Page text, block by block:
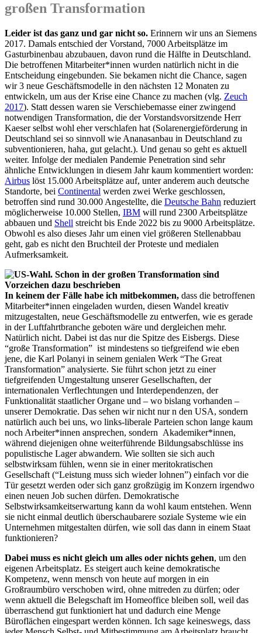
großen Transformation
Leider ist das ganz und gar nicht so. Erinnern wir uns an Siemens
2017. Damals entschied der Vorstand, 7000 Arbeitsplätze im
Gasturbinenbau abzubauen, davon rund die Hälfte in Deutschland.
Die betroffenen Mitarbeiter*innen wurden natürlich nicht in die
Entscheidung eingebunden. Sie bekamen nicht die Chance, sagen
wir 3 neue Geschäftsmodelle in den nächsten 12 Monaten zu
entwickeln, um aus der Krise eine Chance zu machen (vlg. Zeuch
2017). Statt dessen waren sie Verschiebemasse einer zwingend
notwendigen Transformation, die der Vorstandsvorsitzende Herr
Kaeser selbst wohl eher verschlafen hat (Solarenergieförderung in
Deutschland sei so sinnvoll wie Ananasanbau in Deutschland zu
subventionieren, haha, gut gelacht.). Und genau so geht es aktuell
weiter. Infolge der medialen Pandemie Penetration sind sehr
ähnliche Entwicklungen in diesem Jahr kaum kommentiert worden:
Airbus löst 15.000 Arbeitsplätze auf, unter anderem auch deutsche
Standorte, bei Continental werden zwei Werke geschlossen,
betroffen sind rund 30.000 Angestellte, die Deutsche Bahn reduziert
möglicherweise 10.000 Stellen, IBM will rund 2300 Arbeitsplätze
abbauen und Shell streicht bis Ende 2022 bis zu 9000 Arbeitsplätze.
Obwohl es also dieses Jahr um einen viel größeren Stellenabbau
geht, gab es nicht den Bruchteil der Proteste und medialen
Aufmerksamkeit.
In keinem der Fälle habe ich mitbekommen, dass die betroffenen
Mitarbeiter*innen eingeladen wurden, diesen Wandel kreativ
mitzugestalten, neue Geschäftsmodelle zu entwerfen, wie es gerade
in der Luftfahrtbranche geboten wäre und dergleichen mehr.
Natürlich nicht. Dabei ist das nur die Spitze des Eisbergs. Diese
“große Transformation” ist mindestens so tiefgreifend wie eben
jene, die Karl Polanyi in seinem genialen Werk “The Great
Transformation” analysierte. Sie führt schon jetzt zu einer
tiefgreifenden Umgestaltung unserer Gesellschaften, der
internationalen Verflechtungen und Interdependenzen, der
Funktionalität staatlicher Organe und – wo bislang vorhanden –
unserer Demokratie. Das sehen wir nicht nur n den USA, sondern
natürlich auch bei uns, wo links-liberale Parteien schon lange kaum
noch Arbeiter*innen ansprechen, sondern Akademiker*innen,
während diejenigen ohne weiterführende Bildungsabschlüsse ins
populistische Lager abwandern. Wie sollten sie sich auch
selbstwirksam fühlen, wenn sie in einer meritokratischen
Gesellschaft (“Leistung muss sich wieder lohnen”) einfach vor die
Tür gesetzt werden oder sich ganz großzügig im Konzern irgendwo
einen neuen Job suchen dürfen. Demokratische
Selbstwirksamkeitserwartung kann da wohl kaum entstehen. Wenn
sie nicht einmal deutlich überschaubarere soziale Systeme wie ein
Unternehmen mitgestalten dürfen, wie soll das dann in einem Staat
funktionieren?
Dabei muss es nicht gleich um alles oder nichts gehen, um den
eigenen Arbeitsplatz. Es steigert auch keine demokratische
Kompetenz, wenn mensch von heute auf morgen in ein
Großraumbüro verschoben wird, ohne mitreden zu dürfen; oder
wenn aktuell die Belegschaft im Homeoffice bleiben soll, weil das
überraschend gut funktioniert hat und dadurch eine Menge
Büroflächen eingespart werden können. Ich sage keineswegs, dass